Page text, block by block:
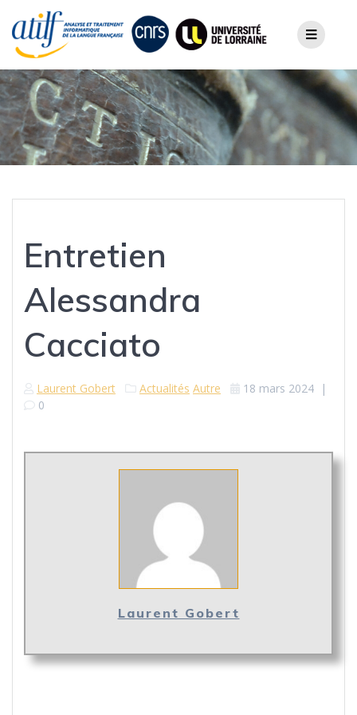
content
Entretien
Alessandra
Cacciato
Laurent Gobert Actualités Autre 18 mars 2024 |
0
Laurent Gobert